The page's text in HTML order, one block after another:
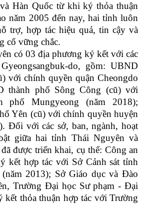
Hàn Quốc từ khi ký thỏa thuận
năm 2005 đến nay, hai tỉnh luôn
trợ, hợp tác hiệu quả, tin cậy và
cố vững chắc.
có 03 địa phương ký kết với các
do, gồm: UBND
với chính quyền quận Cheongdo
thành phố Sông Công (cũ) với
phố Mungyeong (năm 2018);
Yên (cũ) với chính quyền huyện
Đối với các sở, ban, ngành, hoạt
giữa hai tỉnh Thái Nguyên và
được triển khai, cụ thể: Công an
kết hợp tác với Sở Cảnh sát tỉnh
(năm 2013); Sở Giáo dục và Đào
Trường Đại học Sư phạm - Đại
kết thỏa thuận hợp tác với Trường